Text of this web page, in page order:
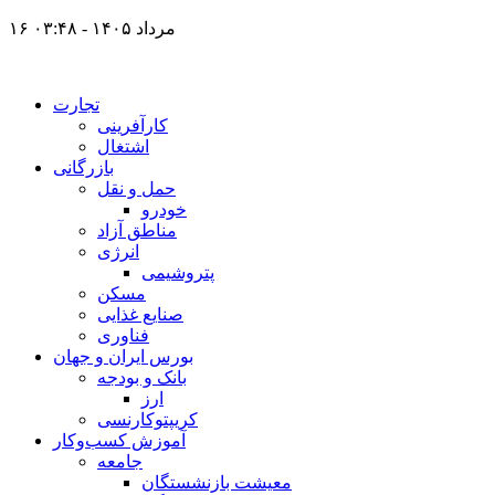
۱۶ مرداد ۱۴۰۵ - ۰۳:۴۸
تجارت
کارآفرینی
اشتغال
بازرگانی
حمل و نقل
خودرو
مناطق آزاد
انرژی
پتروشیمی
مسکن
صنایع غذایی
فناوری
بورس ایران و جهان
بانک و بودجه
ارز
کریپتوکارنسی
آموزش کسب‌وکار
جامعه
معیشت بازنشستگان